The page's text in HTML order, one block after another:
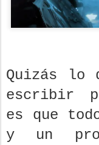
Quizás lo
escribir
es que
y un